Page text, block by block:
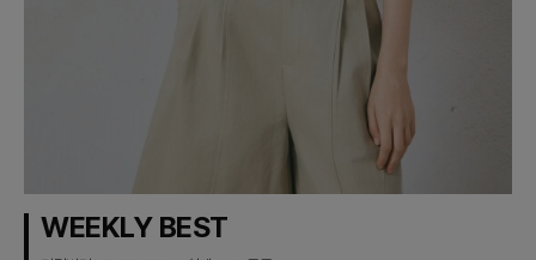
WEEKLY BEST